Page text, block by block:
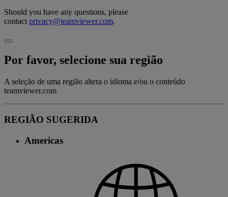
Should you have any questions, please
contactprivacy@teamviewer.com.
Por favor, selecione sua região
A seleção de uma região altera o idioma e/ou o conteúdo
teamviewer.com
REGIÃO SUGERIDA
Americas